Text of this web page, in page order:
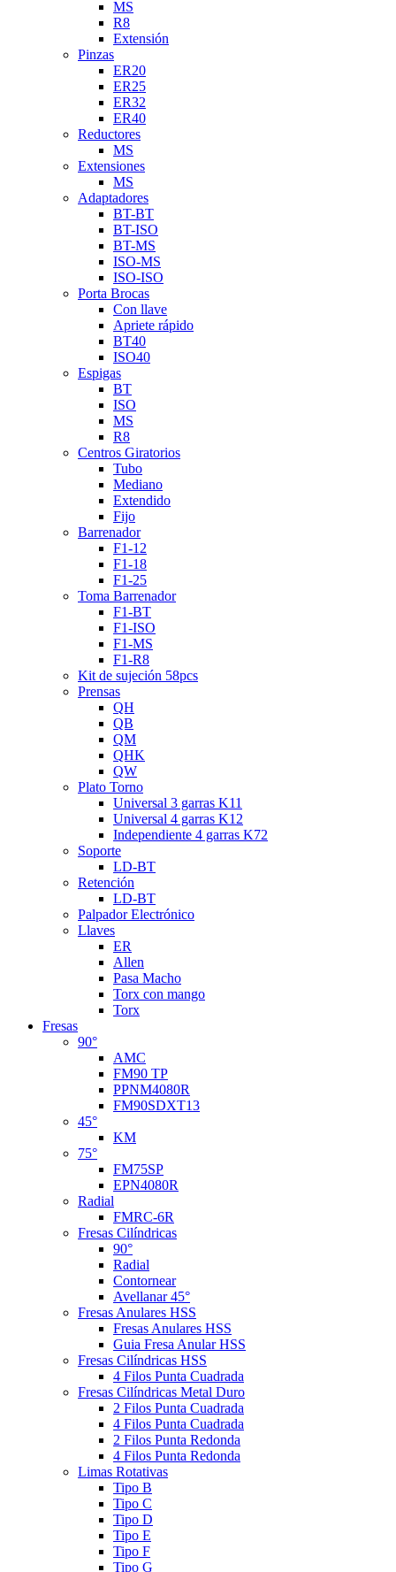
MS
R8
Extensión
Pinzas
ER20
ER25
ER32
ER40
Reductores
MS
Extensiones
MS
Adaptadores
BT-BT
BT-ISO
BT-MS
ISO-MS
ISO-ISO
Porta Brocas
Con llave
Apriete rápido
BT40
ISO40
Espigas
BT
ISO
MS
R8
Centros Giratorios
Tubo
Mediano
Extendido
Fijo
Barrenador
F1-12
F1-18
F1-25
Toma Barrenador
F1-BT
F1-ISO
F1-MS
F1-R8
Kit de sujeción 58pcs
Prensas
QH
QB
QM
QHK
QW
Plato Torno
Universal 3 garras K11
Universal 4 garras K12
Independiente 4 garras K72
Soporte
LD-BT
Retención
LD-BT
Palpador Electrónico
Llaves
ER
Allen
Pasa Macho
Torx con mango
Torx
Fresas
90°
AMC
FM90 TP
PPNM4080R
FM90SDXT13
45°
KM
75°
FM75SP
EPN4080R
Radial
FMRC-6R
Fresas Cilíndricas
90°
Radial
Contornear
Avellanar 45°
Fresas Anulares HSS
Fresas Anulares HSS
Guia Fresa Anular HSS
Fresas Cilíndricas HSS
4 Filos Punta Cuadrada
Fresas Cilíndricas Metal Duro
2 Filos Punta Cuadrada
4 Filos Punta Cuadrada
2 Filos Punta Redonda
4 Filos Punta Redonda
Limas Rotativas
Tipo B
Tipo C
Tipo D
Tipo E
Tipo F
Tipo G